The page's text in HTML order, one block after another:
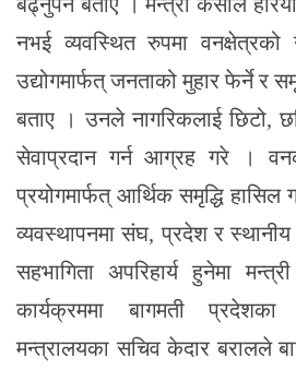
बढ्नुपर्ने बताए । मन्त्री केसीले
नभई व्यवस्थित रुपमा वनक्षेत्रको
उद्योगमार्फत् जनताको मुहार फेर्ने र
बताए । उनले नागरिकलाई छिटो,
सेवाप्रदान गर्न आग्रह गरे ।
प्रयोगमार्फत् आर्थिक समृद्धि हासिल
व्यवस्थापनमा संघ, प्रदेश र
सहभागिता अपरिहार्य हुनेमा
कार्यक्रममा बागमती
मन्त्रालयका सचिव केदार बरालले